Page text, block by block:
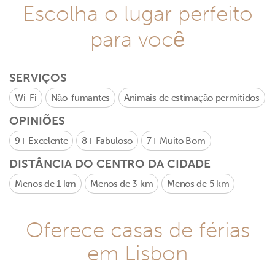
Escolha o lugar perfeito
para você
SERVIÇOS
Wi-Fi Não-fumantes Animais de estimação permitidos
OPINIÕES
9+ Excelente 8+ Fabuloso 7+ Muito Bom
DISTÂNCIA DO CENTRO DA CIDADE
Menos de 1 km Menos de 3 km Menos de 5 km
Oferece casas de férias
em Lisbon